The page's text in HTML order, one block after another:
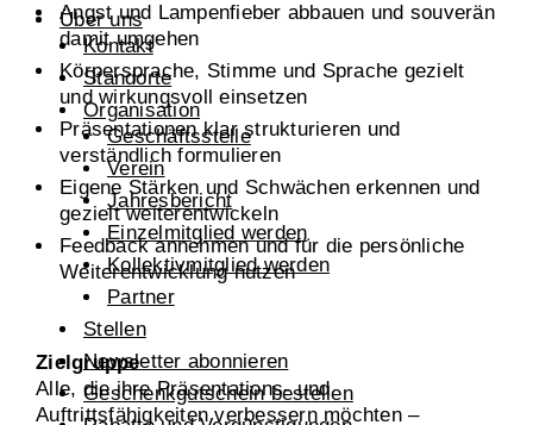
Über uns
Kontakt
Standorte
Organisation
Geschäftsstelle
Verein
Jahresbericht
Einzelmitglied werden
Kollektivmitglied werden
Partner
Stellen
Newsletter abonnieren
Geschenkgutschein bestellen
Angst und Lampenfieber abbauen und souverän
damit umgehen
Körpersprache, Stimme und Sprache gezielt
und wirkungsvoll einsetzen
Präsentationen klar strukturieren und
verständlich formulieren
Eigene Stärken und Schwächen erkennen und
gezielt weiterentwickeln
Feedback annehmen und für die persönliche
Weiterentwicklung nutzen
Zielgruppe
Alle, die ihre Präsentations- und
Auftrittsfähigkeiten verbessern möchten –